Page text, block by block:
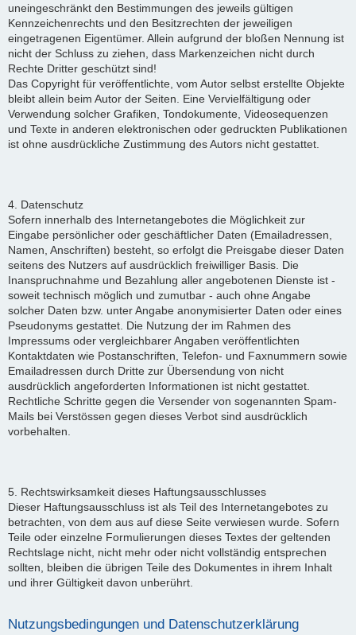
uneingeschränkt den Bestimmungen des jeweils gültigen
Kennzeichenrechts und den Besitzrechten der jeweiligen
eingetragenen Eigentümer. Allein aufgrund der bloßen Nennung ist
nicht der Schluss zu ziehen, dass Markenzeichen nicht durch
Rechte Dritter geschützt sind!
Das Copyright für veröffentlichte, vom Autor selbst erstellte Objekte
bleibt allein beim Autor der Seiten. Eine Vervielfältigung oder
Verwendung solcher Grafiken, Tondokumente, Videosequenzen
und Texte in anderen elektronischen oder gedruckten Publikationen
ist ohne ausdrückliche Zustimmung des Autors nicht gestattet.
4. Datenschutz
Sofern innerhalb des Internetangebotes die Möglichkeit zur
Eingabe persönlicher oder geschäftlicher Daten (Emailadressen,
Namen, Anschriften) besteht, so erfolgt die Preisgabe dieser Daten
seitens des Nutzers auf ausdrücklich freiwilliger Basis. Die
Inanspruchnahme und Bezahlung aller angebotenen Dienste ist -
soweit technisch möglich und zumutbar - auch ohne Angabe
solcher Daten bzw. unter Angabe anonymisierter Daten oder eines
Pseudonyms gestattet. Die Nutzung der im Rahmen des
Impressums oder vergleichbarer Angaben veröffentlichten
Kontaktdaten wie Postanschriften, Telefon- und Faxnummern sowie
Emailadressen durch Dritte zur Übersendung von nicht
ausdrücklich angeforderten Informationen ist nicht gestattet.
Rechtliche Schritte gegen die Versender von sogenannten Spam-
Mails bei Verstössen gegen dieses Verbot sind ausdrücklich
vorbehalten.
5. Rechtswirksamkeit dieses Haftungsausschlusses
Dieser Haftungsausschluss ist als Teil des Internetangebotes zu
betrachten, von dem aus auf diese Seite verwiesen wurde. Sofern
Teile oder einzelne Formulierungen dieses Textes der geltenden
Rechtslage nicht, nicht mehr oder nicht vollständig entsprechen
sollten, bleiben die übrigen Teile des Dokumentes in ihrem Inhalt
und ihrer Gültigkeit davon unberührt.
Nutzungsbedingungen und Datenschutzerklärung